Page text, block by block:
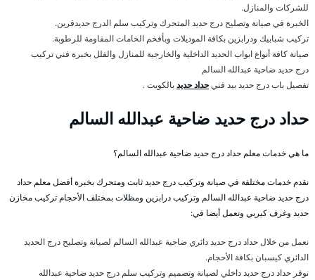
للشركات والمنازل.
الخبرة في صيانة وتصليح درج حديد المتحرك وتركيب سلم الدرج حديدقرين.
تركيب شبابيك ودرابزين بكافة الموديلات وبأفخم الخامات المقاومة للرطوبة.
صيانة كافة أنواع ابواب الحديد الداخلية والخارجية للمنازل والفلل بخبرة فني تركيب
درج حديد ضاحية عبدالله السالم
تفصيل باب درج حديد بيد فنيحداد حديدبالكويت .
حداد درج حديد ضاحية عبدالله السالم
ما هي خدمات معلم حداد درج حديد ضاحية عبدالله السالم؟
نقدم خدمات مختلفة في صيانة وتركيب درج حديد ثابت ومتحرك بخبرة أفضل معلم حداد
درج حديد ضاحية عبدالله السالم وتركيب درابزين ومظلات بمختلف الأحجام تركيب مخازن
حديد وغرف كيربي ونعمل أيضا في:
نعمل من خلال حداد درج حديد دائري ضاحية عبدالله السالم لصيانة وتصليح درج الحديد
الدائري كيسبان بكافة الأحجام.
نوفر حداد درج حديد داخلي لصيانة وتصميم وتركيب سلم درج حديد ضاحية عبدالله